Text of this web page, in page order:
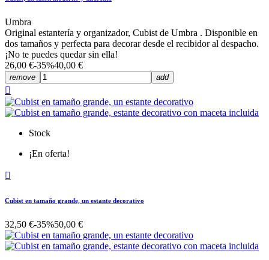
Umbra
Original estantería y organizador, Cubist de Umbra . Disponible en
dos tamaños y perfecta para decorar desde el recibidor al despacho.
¡No te puedes quedar sin ella!
26,00 €-35%40,00 €
remove add

Stock
¡En oferta!

Cubist en tamaño grande, un estante decorativo
32,50 €-35%50,00 €